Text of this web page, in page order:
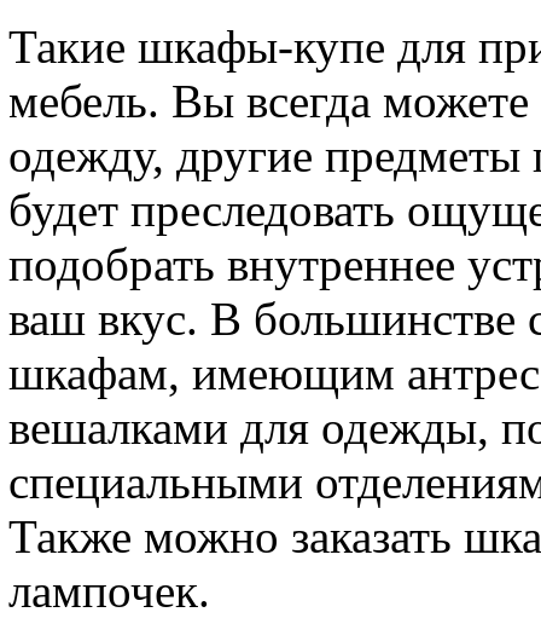
Такие шкафы-купе для
мебель. Вы всегда
одежду, другие предметы
будет преследовать
подобрать внутреннее
ваш вкус. В большинстве
шкафам, имеющим
вешалками для одежды,
специальными
Также можно заказать
лампочек.